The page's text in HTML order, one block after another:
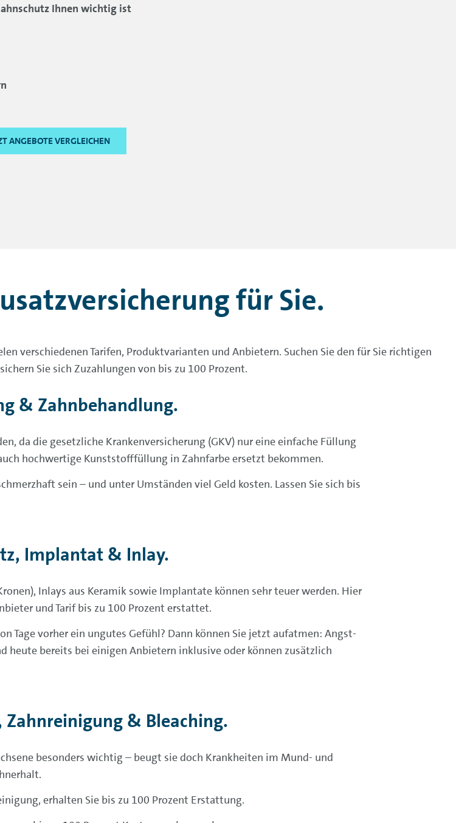
Ihnen wichtig ist
ANGEBOTE VERGLEICHEN
für Sie.
verschiedenen Tarifen, Produktvarianten und Anbietern. Suchen Sie den für Sie richtigen
Sie sich Zuzahlungen von bis zu 100 Prozent.
& Zahnbehandlung.
da die gesetzliche Krankenversicherung (GKV) nur eine einfache Füllung
hoch­wertige Kunst­stoff­füllung in Zahn­farbe ersetzt bekommen.
sein – und unter Umständen viel Geld kosten. Lassen Sie sich bis
Implantat & Inlay.
Inlays aus Keramik sowie Implantate können sehr teuer werden. Hier
und Tarif bis zu 100 Prozent erstattet.
Tage vorher ein ungutes Gefühl? Dann können Sie jetzt aufatmen: Angst-
heute bereits bei einigen Anbietern inklusive oder können zusätzlich
& Bleaching.
besonders wichtig – beugt sie doch Krankheiten im Mund- und
erhalten Sie bis zu 100 Prozent Erstattung.